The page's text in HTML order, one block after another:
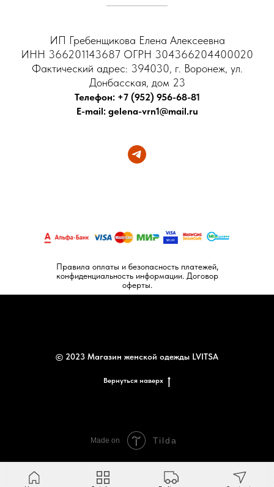
ИП Гребенщикова Елена Алексеевна
ИНН 366201143687 ОГРН 304366204400020
Фактический адрес: 394030, г. Воронеж, ул.
Донбасская, дом 23
Телефон: +7 (952) 956-68-81
E-mail: gelena-vrn1@mail.ru
Правила оплаты и безопасность платежей,
конфиденциальность информации. Договор
оферты.
© 2023 Магазин женской одежды LVITSA
Вернуться наверх
Made on Tilda